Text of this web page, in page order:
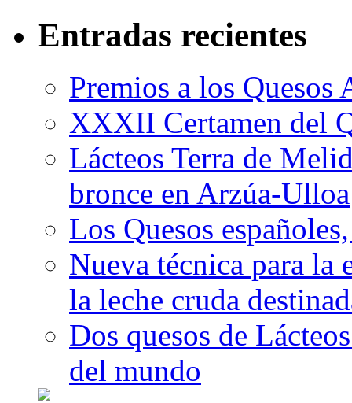
Entradas recientes
Premios a los Quesos
XXXII Certamen del
Lácteos Terra de
bronce en Arzúa-Ulloa
Los Quesos
Nueva técnica para la
la leche cruda
Dos quesos de
del mundo